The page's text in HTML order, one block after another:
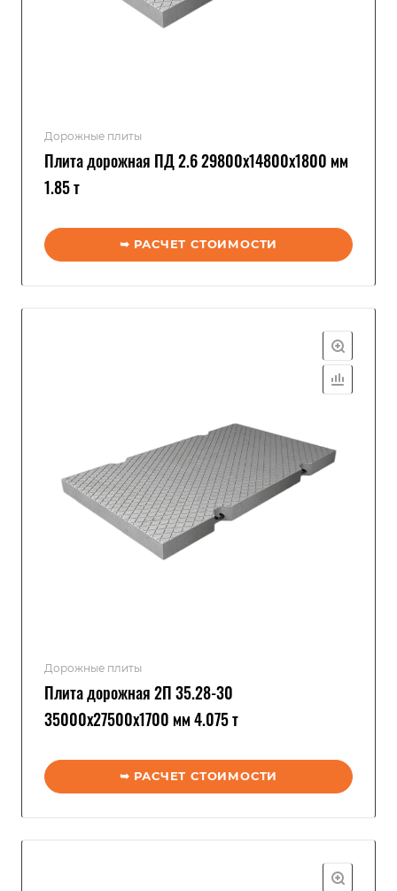
Дорожные плиты
Плита дорожная ПД 2.6 29800x14800x1800 мм
1.85 т
➥ РАСЧЕТ СТОИМОСТИ
Дорожные плиты
Плита дорожная 2П 35.28-30
35000x27500x1700 мм 4.075 т
➥ РАСЧЕТ СТОИМОСТИ